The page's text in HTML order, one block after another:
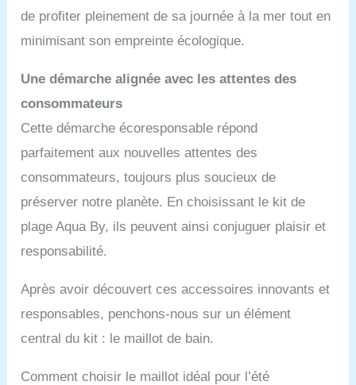
de profiter pleinement de sa journée à la mer tout en
minimisant son empreinte écologique.
Une démarche alignée avec les attentes des
consommateurs
Cette démarche écoresponsable répond
parfaitement aux nouvelles attentes des
consommateurs, toujours plus soucieux de
préserver notre planète. En choisissant le kit de
plage Aqua By, ils peuvent ainsi conjuguer plaisir et
responsabilité.
Après avoir découvert ces accessoires innovants et
responsables, penchons-nous sur un élément
central du kit : le maillot de bain.
Comment choisir le maillot idéal pour l’été